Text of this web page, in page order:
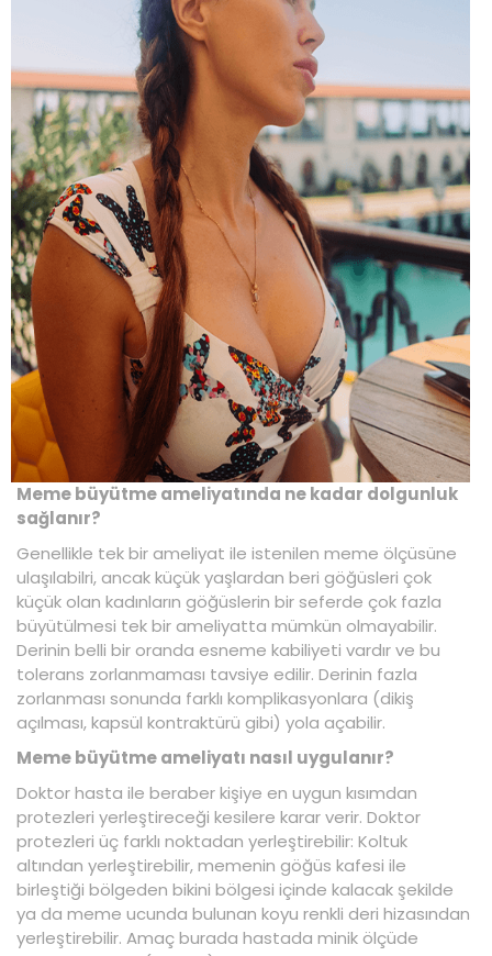
Meme büyütme ameliyatında ne kadar dolgunluk
sağlanır?
Genellikle tek bir ameliyat ile istenilen meme ölçüsüne
ulaşılabilri, ancak küçük yaşlardan beri göğüsleri çok
küçük olan kadınların göğüslerin bir seferde çok fazla
büyütülmesi tek bir ameliyatta mümkün olmayabilir.
Derinin belli bir oranda esneme kabiliyeti vardır ve bu
tolerans zorlanmaması tavsiye edilir. Derinin fazla
zorlanması sonunda farklı komplikasyonlara (dikiş
açılması, kapsül kontraktürü gibi) yola açabilir.
Meme büyütme ameliyatı nasıl uygulanır?
Doktor hasta ile beraber kişiye en uygun kısımdan
protezleri yerleştireceği kesilere karar verir. Doktor
protezleri üç farklı noktadan yerleştirebilir: Koltuk
altından yerleştirebilir, memenin göğüs kafesi ile
birleştiği bölgeden bikini bölgesi içinde kalacak şekilde
ya da meme ucunda bulunan koyu renkli deri hizasından
yerleştirebilir. Amaç burada hastada minik ölçüde